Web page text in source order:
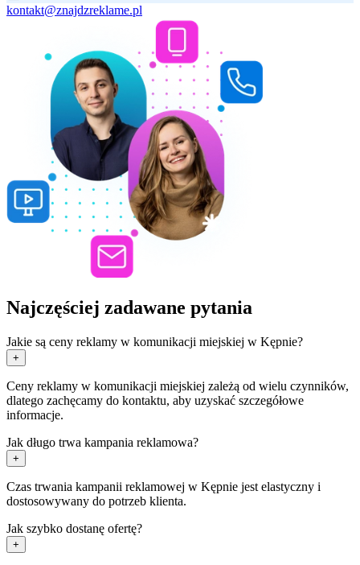
kontakt@znajdzreklame.pl
Najczęściej zadawane pytania
Jakie są ceny reklamy w komunikacji miejskiej w Kępnie?
+
Ceny reklamy w komunikacji miejskiej zależą od wielu czynników,
dlatego zachęcamy do kontaktu, aby uzyskać szczegółowe
informacje.
Jak długo trwa kampania reklamowa?
+
Czas trwania kampanii reklamowej w Kępnie jest elastyczny i
dostosowywany do potrzeb klienta.
Jak szybko dostanę ofertę?
+